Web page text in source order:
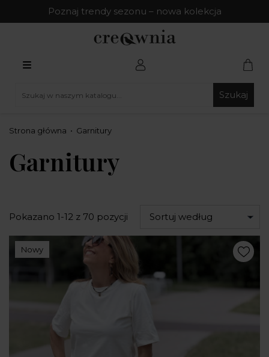
Poznaj trendy sezonu – nowa kolekcja
Szukaj
Strona główna Garnitury
Garnitury
Pokazano 1-12 z 70 pozycji Sortuj według
Nowy